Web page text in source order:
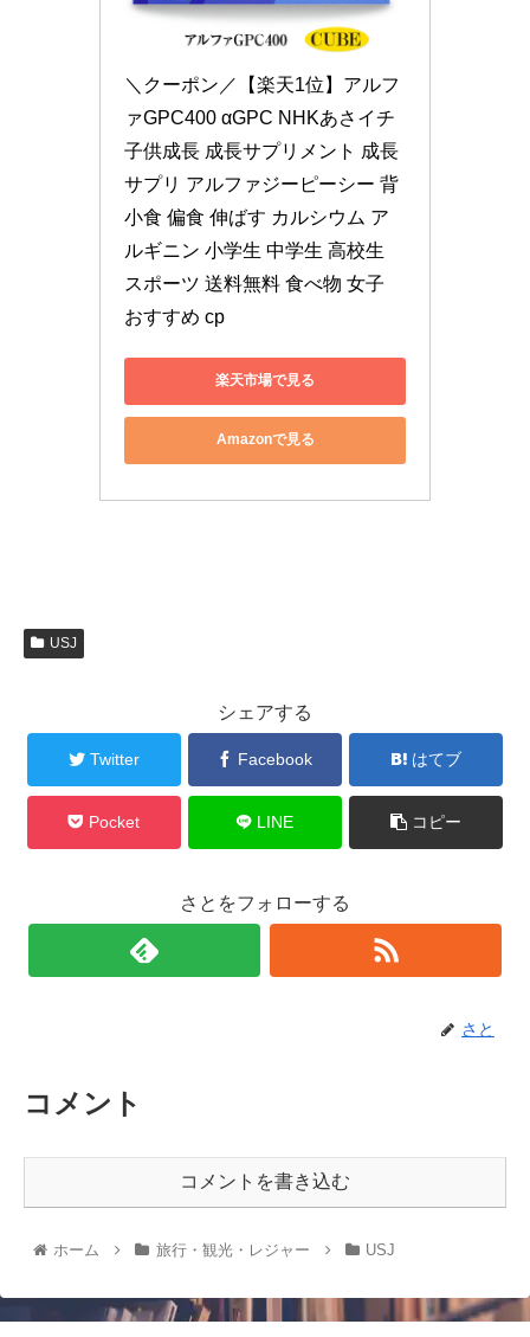
＼クーポン／【楽天1位】アルフ
ァGPC400 αGPC NHKあさイチ
子供成長 成長サプリメント 成長
サプリ アルファジーピーシー 背
小食 偏食 伸ばす カルシウム ア
ルギニン 小学生 中学生 高校生
スポーツ 送料無料 食べ物 女子
おすすめ cp
楽天市場で見る
Amazonで見る
USJ
シェアする
Twitter Facebook はてブ
Pocket LINE コピー
さとをフォローする
さと
コメント
コメントを書き込む
ホーム 旅行・観光・レジャー USJ